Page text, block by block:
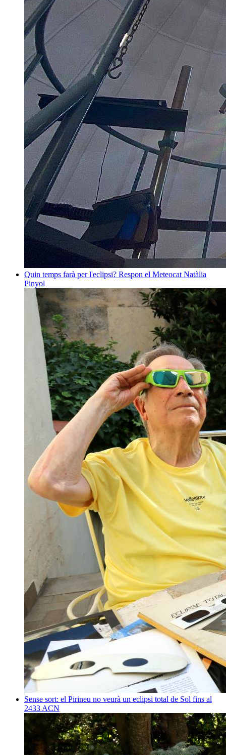
Quin temps farà per l'eclipsi? Respon el Meteocat Natàlia
Pinyol
Sense sort: el Pirineu no veurà un eclipsi total de Sol fins al
2433 ACN